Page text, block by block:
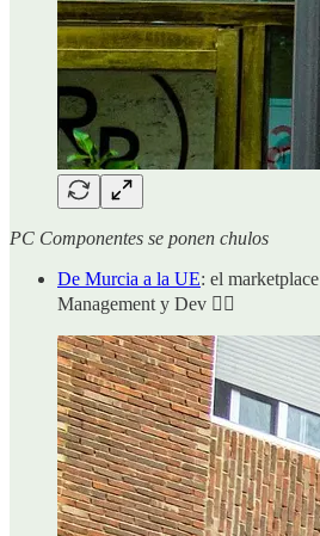
PC Componentes se ponen chulos
De Murcia a la UE: el marketplace
Management y Dev 🐱‍👤